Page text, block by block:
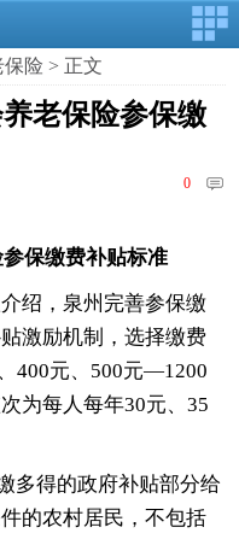
保险 > 正文
老保险参保缴
0
保缴费补贴标准
绍，泉州完善参保缴
激励机制，选择缴费
400元、500元—1200
为每人每年30元、35
得的政府补贴部分给
的农村居民，不包括